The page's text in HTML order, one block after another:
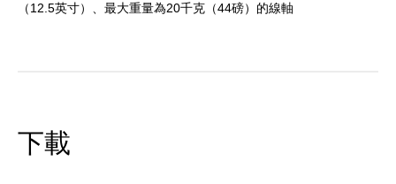
（12.5英寸）、最大重量為20千克（44磅）的線軸
下載